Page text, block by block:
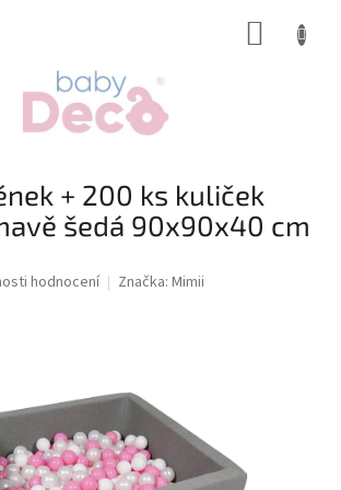
+ 200 ks kuliček
šedá 90x90x40 cm
hodnocení Značka: Mimii